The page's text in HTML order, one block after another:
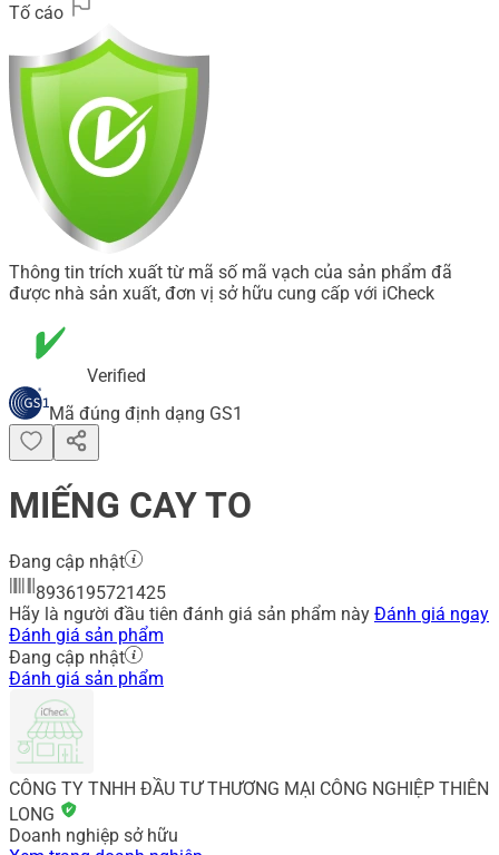
Tố cáo
Thông tin trích xuất từ mã số mã vạch của sản phẩm đã
được nhà sản xuất, đơn vị sở hữu cung cấp với iCheck
Verified
Mã đúng định dạng GS1
MIẾNG CAY TO
Đang cập nhật
8936195721425
Hãy là người đầu tiên đánh giá sản phẩm này Đánh giá ngay
Đánh giá sản phẩm
Đang cập nhật
Đánh giá sản phẩm
CÔNG TY TNHH ĐẦU TƯ THƯƠNG MẠI CÔNG NGHIỆP THIÊN
LONG
Doanh nghiệp sở hữu